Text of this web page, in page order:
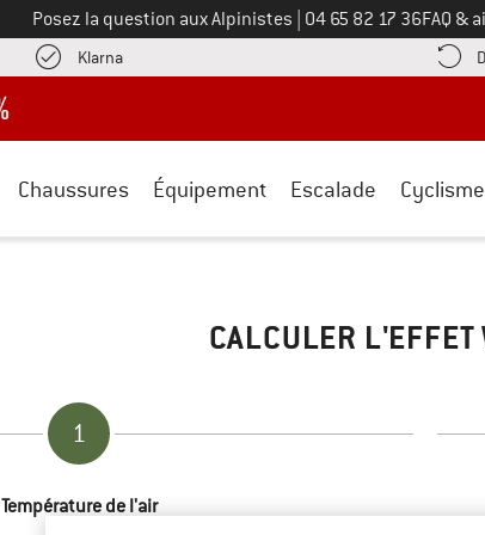
Posez la question aux Alpinistes Appelez-nous au
04 65 82 17 36FAQ &
KlarnaTrouve les informations de paiement ici ! Ouvre
Chaussures Équipement Escalade Cyclisme
CALCULER
1
Température de l'air